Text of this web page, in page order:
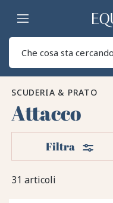
Casa
SCUDERIA & PRATO
Attacco
31 articoli
Filtra Filtri